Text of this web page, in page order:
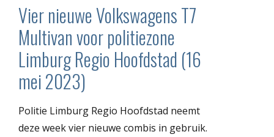
Vier nieuwe Volkswagens T7
Multivan voor politiezone
Limburg Regio Hoofdstad (16
mei 2023)
Politie Limburg Regio Hoofdstad neemt
deze week vier nieuwe combis in gebruik.